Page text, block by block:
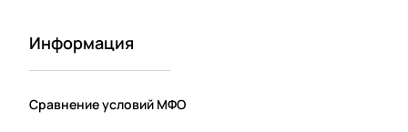
Информация
Сравнение условий МФО